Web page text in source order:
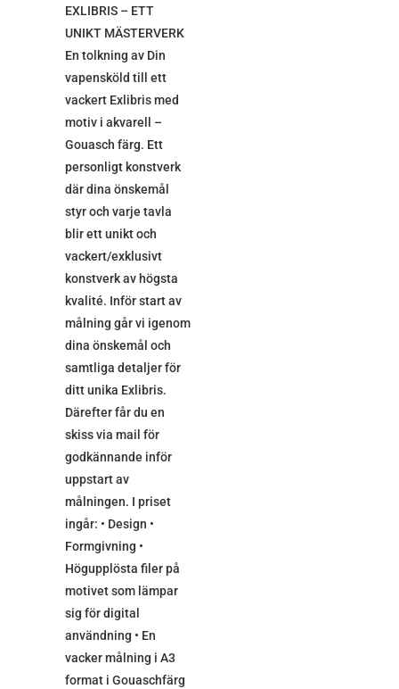
EXLIBRIS – ETT
UNIKT MÄSTERVERK
En tolkning av Din
vapensköld till ett
vackert Exlibris med
motiv i akvarell –
Gouasch färg. Ett
personligt konstverk
där dina önskemål
styr och varje tavla
blir ett unikt och
vackert/exklusivt
konstverk av högsta
kvalité. Inför start av
målning går vi igenom
dina önskemål och
samtliga detaljer för
ditt unika Exlibris.
Därefter får du en
skiss via mail för
godkännande inför
uppstart av
målningen. I priset
ingår: • Design •
Formgivning •
Högupplösta filer på
motivet som lämpar
sig för digital
användning • En
vacker målning i A3
format i Gouaschfärg